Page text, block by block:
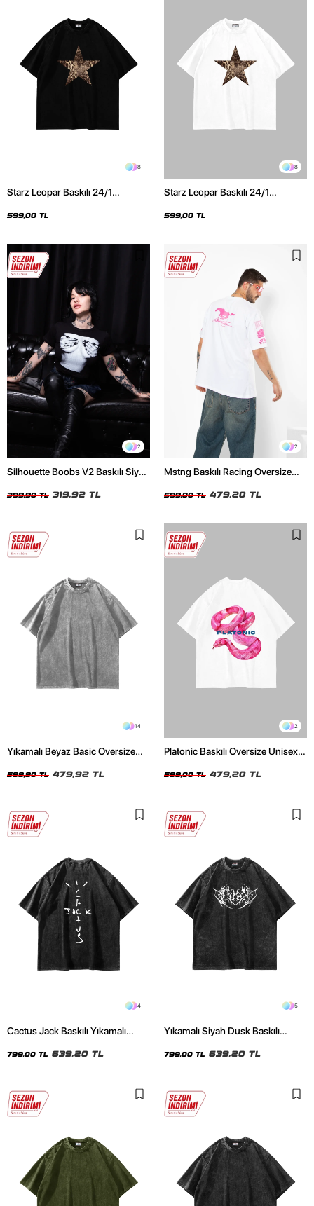
8
Starz Leopar Baskılı 24/1
599,00 TL
8
Starz Leopar Baskılı 24/1
599,00 TL
2
Silhouette Boobs V2 Baskılı Siyah
399,90 TL 319,92 TL
2
Mstng Baskılı Racing Oversize
599,00 TL 479,20 TL
14
Yıkamalı Beyaz Basic Oversize
599,90 TL 479,92 TL
2
Platonic Baskılı Oversize Unisex
599,00 TL 479,20 TL
4
Cactus Jack Baskılı Yıkamalı
799,00 TL 639,20 TL
5
Yıkamalı Siyah Dusk Baskılı
799,00 TL 639,20 TL